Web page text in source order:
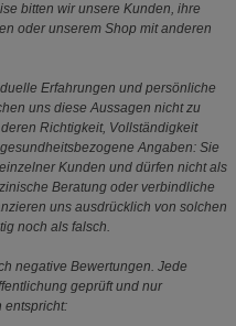
bitten wir unsere Kunden, ihre
oder unserem Shop mit anderen
Erfahrungen und persönliche
uns diese Aussagen nicht zu
Richtigkeit, Vollständigkeit
Angaben: Sie
Kunden und dürfen nicht als
Beratung oder verbindliche
uns ausdrücklich von solchen
noch als falsch.
negative Bewertungen. Jede
geprüft und nur
entspricht: